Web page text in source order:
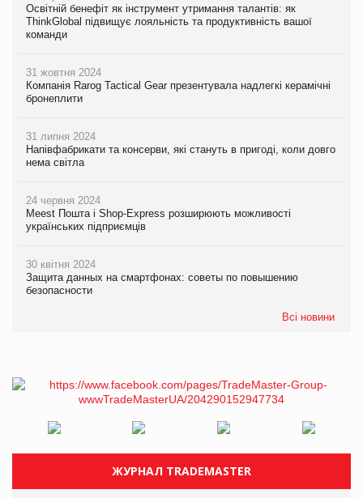
Освітній бенефіт як інструмент утримання талантів: як
ThinkGlobal підвищує лояльність та продуктивність вашої
команди
31 жовтня 2024
Компанія Rarog Tactical Gear презентувала надлегкі керамічні
бронеплити
31 липня 2024
Напівфабрикати та консерви, які стануть в пригоді, коли довго
нема світла
24 червня 2024
Meest Пошта і Shop-Express розширюють можливості
українських підприємців
30 квітня 2024
Защита данных на смартфонах: советы по повышению
безопасности
Всі новини
ЖУРНАЛ TRADEMASTER